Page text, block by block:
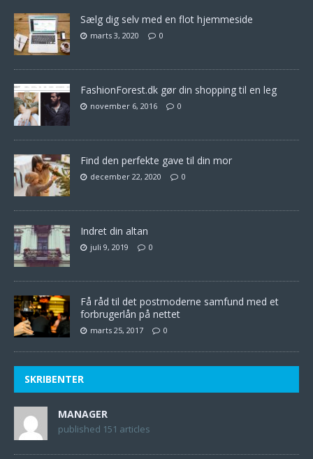
Sælg dig selv med en flot hjemmeside
marts 3, 2020 0
FashionForest.dk gør din shopping til en leg
november 6, 2016 0
Find den perfekte gave til din mor
december 22, 2020 0
Indret din altan
juli 9, 2019 0
Få råd til det postmoderne samfund med et
forbrugerlån på nettet
marts 25, 2017 0
SKRIBENTER
MANAGER
published 151 articles